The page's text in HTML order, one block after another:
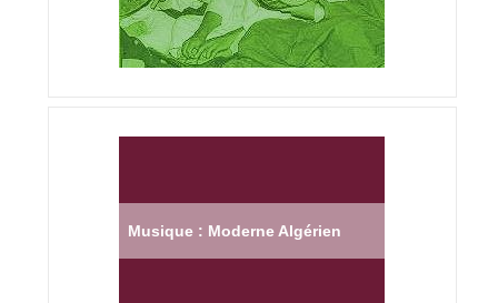
Musique : Moderne Algérien